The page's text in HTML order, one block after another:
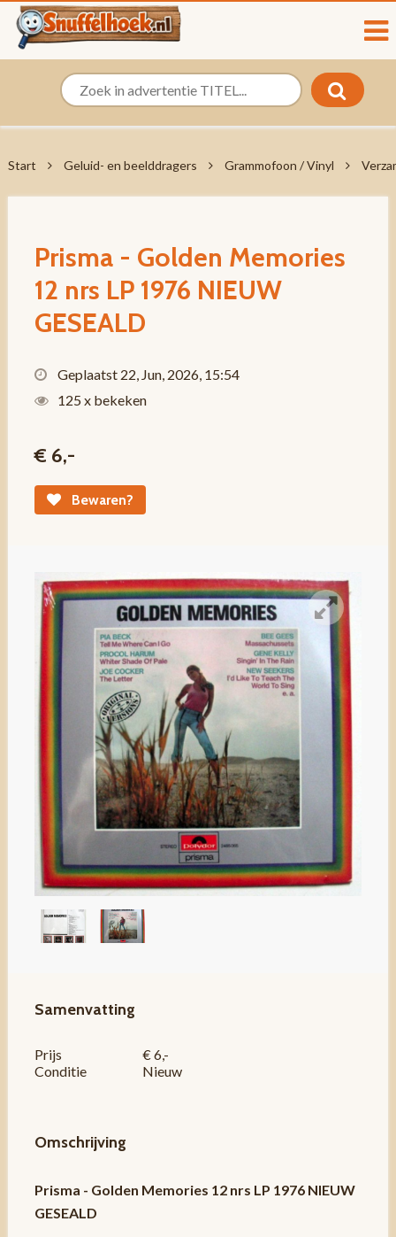
Start Geluid- en beelddragers Grammofoon / Vinyl
Prisma - Golden Memories
12 nrs LP 1976 NIEUW
GESEALD
Geplaatst 22, Jun, 2026, 15:54
125 x bekeken
€ 6,-
Bewaren?
Samenvatting
Prijs
€ 6,-
Conditie
Nieuw
Omschrijving
Prisma - Golden Memories 12 nrs LP 1976 NIEUW
GESEALD